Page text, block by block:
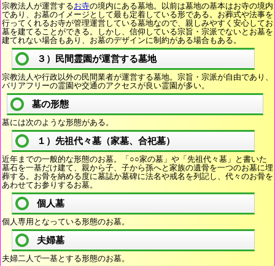
宗教法人が運営するお寺の境内にある墓地。以前は墓地の基本はお寺の境内
であり、お墓のイメージとして最も定着している形である。お葬式や法事を
行ってくれるお寺が管理運営している墓地なので、親しみやすく安心してお
墓を建てることができる。しかし、信仰している宗旨・宗派でないとお墓を
建てれない場合もあり、お墓のデザインに制約がある場合もある。
３）民間霊園が運営する墓地
宗教法人や行政以外の民間業者が運営する墓地。宗旨・宗派が自由であり、
バリアフリーの霊園や交通のアクセスが良い霊園が多い。
墓の形態
墓には次のような形態がある。
１）先祖代々墓（家墓、合祀墓）
近年までの一般的な形態のお墓。「○○家の墓」や「先祖代々墓」と書いた
墓石を一基だけ建て、親から子、子から孫へと家族の遺骨を一つのお墓に埋
葬する。お骨を納める度に墓誌か墓碑に法名や戒名を列記し、代々のお骨を
あわせてお参りするお墓。
個人墓
個人専用となっている形態のお墓。
夫婦墓
夫婦二人で一基とする形態のお墓。